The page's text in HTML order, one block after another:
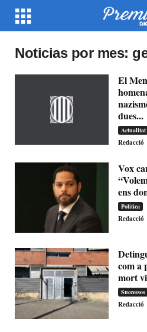
Noticias por mes:
El
dues...
Actualitat
Redacció
Vox
ens
Política
Redacció
com a
mort
Successos
Redacció